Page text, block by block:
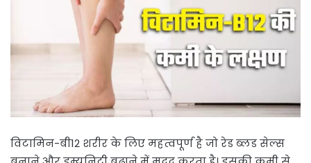
विटामिन-बी12 शरीर के लिए महत्वपूर्ण है जो रेड ब्लड सेल्स